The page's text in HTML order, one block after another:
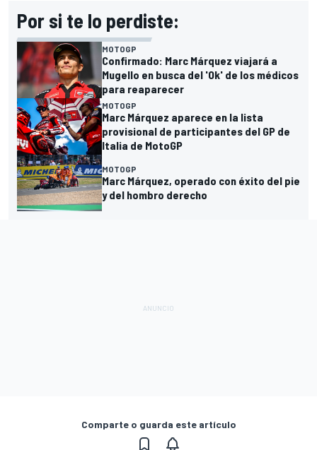
Por si te lo perdiste:
MOTOGP
Confirmado: Marc Márquez viajará a
Mugello en busca del 'Ok' de los médicos
para reaparecer
MOTOGP
Marc Márquez aparece en la lista
provisional de participantes del GP de
Italia de MotoGP
MOTOGP
Marc Márquez, operado con éxito del pie
y del hombro derecho
Comparte o guarda este artículo